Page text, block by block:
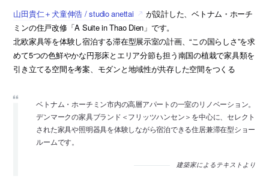
山田貴仁＋犬童伸浩 / studio anettai
が設計した、ベトナム・ホーチ
ミンの住戸改修「A Suite in Thao Dien」です。
北欧家具等を体験し宿泊する滞在型展示室の計画、“この国らしさ”を求
めて5つの色鮮やかな円形床とエリア分節も担う南国の植栽で家具類を
引き立てる空間を考案、モダンと地域性が共存した空間をつくる
ベトナム・ホーチミン市内の高層アパートの一室のリノベーション。
デンマークの家具ブランド＜フリッツハンセン＞を中心に、セレクト
された家具や照明器具を体験しながら宿泊できる住居兼滞在型ショー
ルームです。
建築家によるテキストより